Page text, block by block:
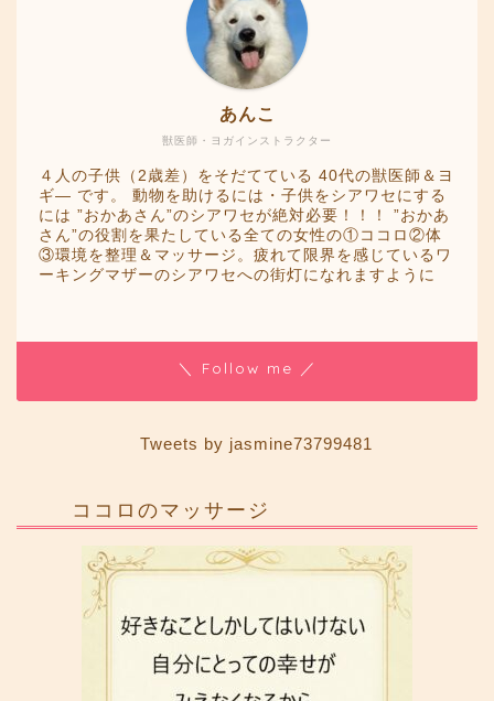
獣医師・ヨガインストラクター
あんこ
４人の子供（2歳差）をそだてている 40代の獣医師＆ヨ
ギ― です。 動物を助けるには・子供をシアワセにする
には ”おかあさん”のシアワセが絶対必要！！！ ”おかあ
さん”の役割を果たしている全ての女性の①ココロ②体
③環境を整理＆マッサージ。疲れて限界を感じているワ
ーキングマザーのシアワセへの街灯になれますように
＼ Follow me ／
Tweets by jasmine73799481
ココロのマッサージ